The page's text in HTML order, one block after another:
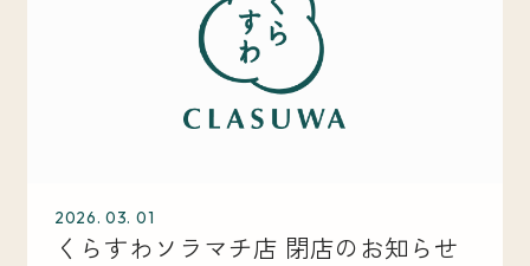
2026. 03. 01
くらすわソラマチ店 閉店のお知らせ